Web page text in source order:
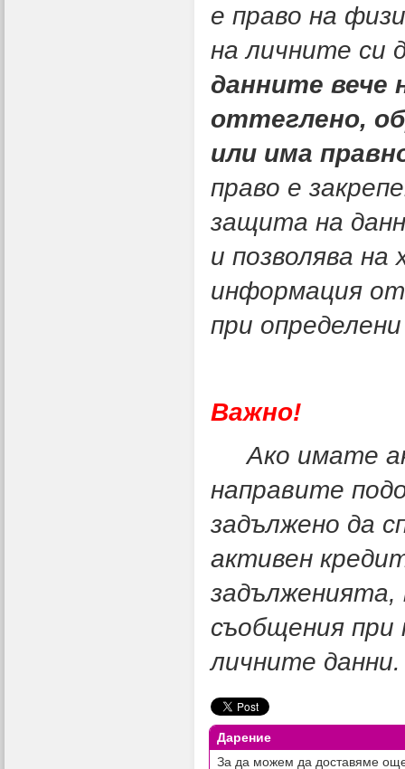
е право на
на личните си
данните вече
оттеглено,
или има
право е
защита на
и позволява
информация
при
Важно!
Ако имате
направите
задължено да
активен
задълженията,
съобщения при
личните данни.
Дарение
За да можем да доставяме